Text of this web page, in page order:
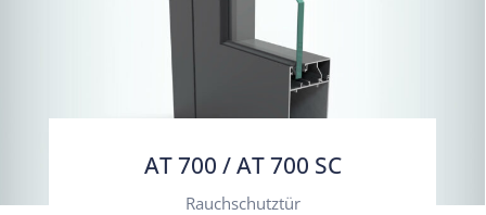
AT 700 / AT 700 SC
Rauchschutztür